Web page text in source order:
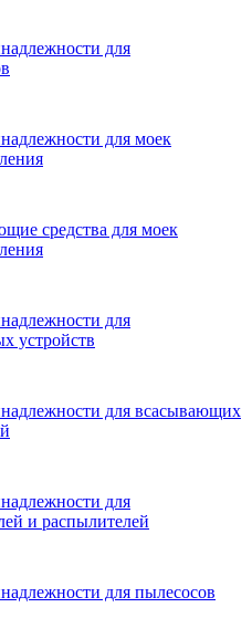
для
для моек
средства для моек
для
устройств
для всасывающих
для
и распылителей
для пылесосов